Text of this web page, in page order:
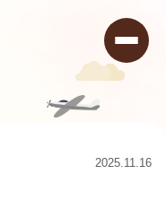
2025.11.16